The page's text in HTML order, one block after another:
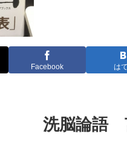
Facebook は
洗脳論語